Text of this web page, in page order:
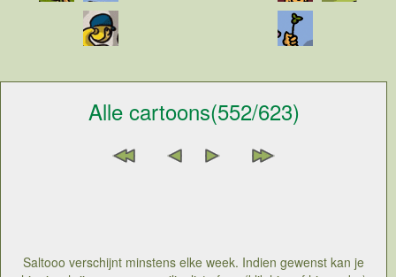
Alle cartoons(552/623)
Saltooo verschijnt minstens elke week. Indien gewenst kan je